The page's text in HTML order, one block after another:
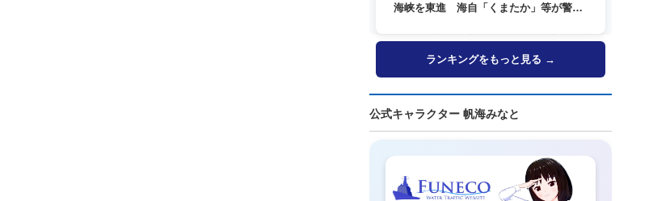
海峡を東進 海自「くまたか」等が警戒
ランキングをもっと見る →
公式キャラクター 帆海みなと